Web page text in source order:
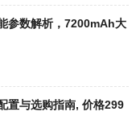
参数解析，7200mAh大
置与选购指南, 价格299